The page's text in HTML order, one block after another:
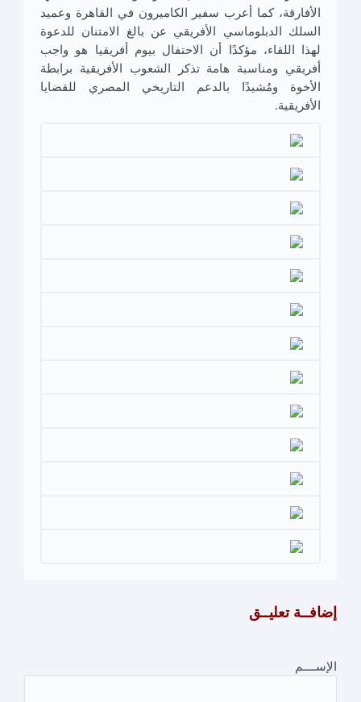
الأفارقة، كما أعرب سفير الكاميرون في القاهرة وعميد
السلك الدبلوماسي الأفريقي عن بالغ الامتنان للدعوة
لهذا اللقاء، مؤكدًا أن الاحتفال بيوم أفريقيا هو واجب
أفريقي ومناسبة هامة تذكر الشعوب الأفريقية برابطة
الأخوة ومُشيدًا بالدعم التاريخي المصري للقضايا
الأفريقية.
إضافــة تعليــق
الإســــم